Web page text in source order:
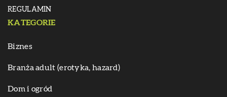
REGULAMIN
KATEGORIE
Biznes
Branża adult (erotyka, hazard)
Dom i ogród